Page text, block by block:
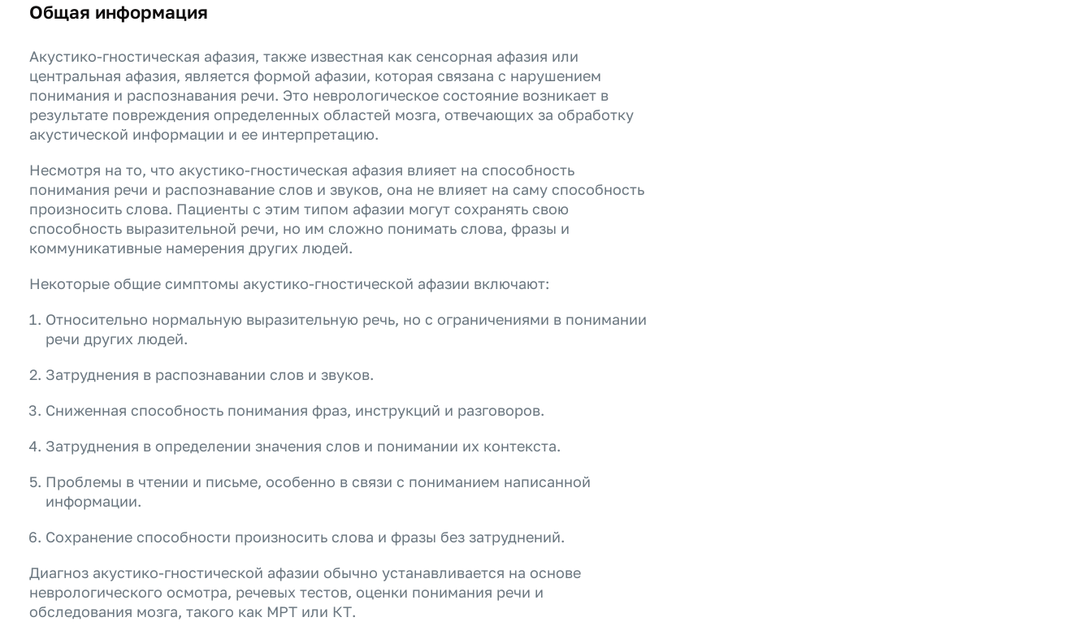
Общая информация
Акустико-гностическая афазия, также известная как сенсорная афазия или
центральная афазия, является формой афазии, которая связана с нарушением
понимания и распознавания речи. Это неврологическое состояние возникает в
результате повреждения определенных областей мозга, отвечающих за обработку
акустической информации и ее интерпретацию.
Несмотря на то, что акустико-гностическая афазия влияет на способность
понимания речи и распознавание слов и звуков, она не влияет на саму способность
произносить слова. Пациенты с этим типом афазии могут сохранять свою
способность выразительной речи, но им сложно понимать слова, фразы и
коммуникативные намерения других людей.
Некоторые общие симптомы акустико-гностической афазии включают:
Относительно нормальную выразительную речь, но с ограничениями в понимании
речи других людей.
Затруднения в распознавании слов и звуков.
Сниженная способность понимания фраз, инструкций и разговоров.
Затруднения в определении значения слов и понимании их контекста.
Проблемы в чтении и письме, особенно в связи с пониманием написанной
информации.
Сохранение способности произносить слова и фразы без затруднений.
Диагноз акустико-гностической афазии обычно устанавливается на основе
неврологического осмотра, речевых тестов, оценки понимания речи и
обследования мозга, такого как МРТ или КТ.